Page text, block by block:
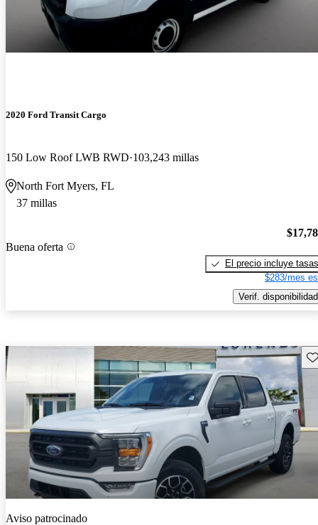
2020 Ford Transit Cargo
150 Low Roof LWB RWD 103,243 millas
North Fort Myers, FL
37 millas
Buena oferta
El precio incluye tasas
$283/mes
Verif. disponibilidad
Aviso patrocinado